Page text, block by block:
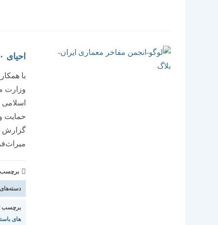
احیای ۱۰۰روستای تاریخی در ۲سال
با
وزارت
حمایت
برچسب
برچسب
های